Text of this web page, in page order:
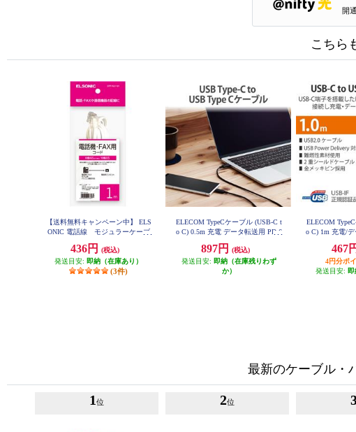
開
こちら
【送料無料キャンペーン中】 ELS
ONIC 電話線 モジュラーケーブ
436円
(税込)
発送目安: 即納（在庫あり）
(3件)
ELECOM TypeCケーブル (USB-C t
o C) 0.5m 充電 データ転送用 PD 6
ック U2C-CC05NBK2
897円
(税込)
発送目安: 即納（在庫残りわず
か）
ELECOM
o C) 1m 充電/
ホワイト
467
4円分ポ
発送目安: 即
最新のケーブル・
1 位 2位